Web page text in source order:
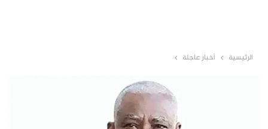
الرئيسية أخبار عاجلة